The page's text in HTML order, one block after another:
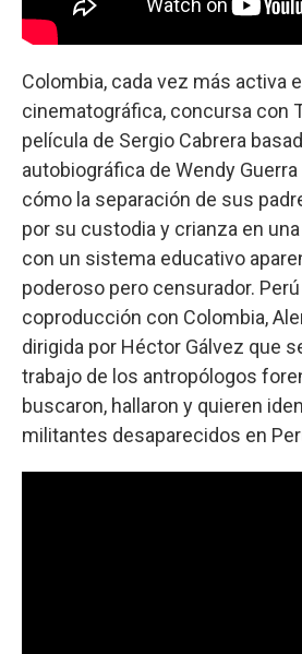
Colombia, cada vez más activa
cinematográfica, concursa con
película de Sergio Cabrera
autobiográfica de Wendy
cómo la separación de sus
por su custodia y crianza en
con un sistema educativo
poderoso pero censurador.
coproducción con Colombia,
dirigida por Héctor Gálvez que
trabajo de los antropólogos
buscaron, hallaron y quieren
militantes desaparecidos en